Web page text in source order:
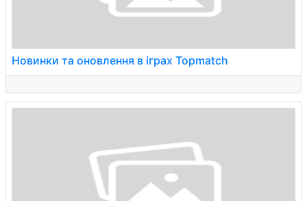
Новинки та оновлення в іграх Topmatch